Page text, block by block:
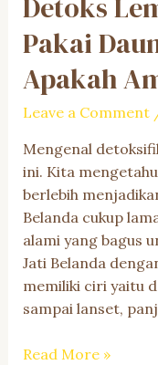
Pakai
Apakah
Leave a Comment
Mengenal
ini. Kita
berlebih
Belanda cukup
alami yang bagus
Jati Belanda
memiliki ciri yaitu
sampai lanset,
Detoks
Read More »